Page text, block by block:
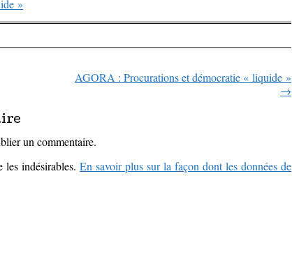
»
AGORA : Procurations et démocratie « liquide »
→
un commentaire.
indésirables. En savoir plus sur la façon dont les données de